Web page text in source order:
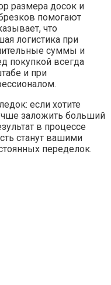
размера досок и
помогают
что
логистика при
суммы и
покупкой всегда
и при
если хотите
заложить больший
в процессе
станут вашими
переделок.